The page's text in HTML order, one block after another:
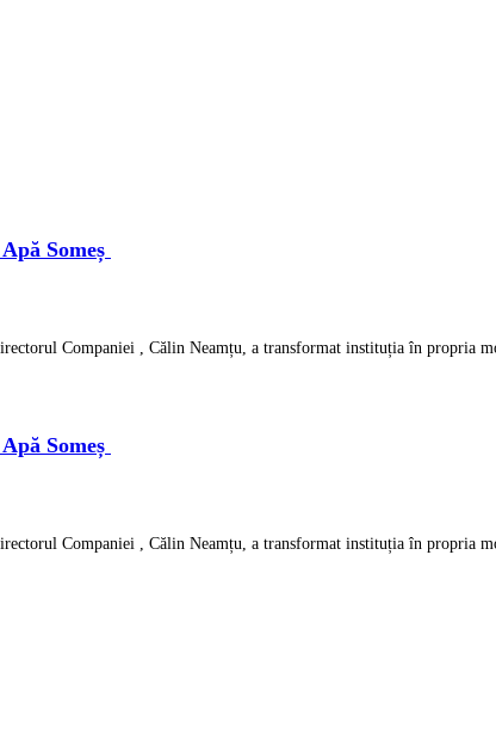
Someș
Companiei , Călin Neamțu, a transformat instituția în propria
Someș
Companiei , Călin Neamțu, a transformat instituția în propria